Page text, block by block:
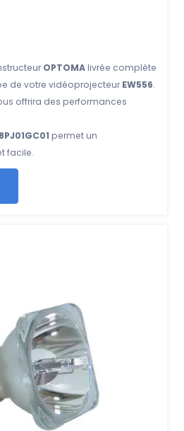
OPTOMAlivrée complète
de votre vidéoprojecteur EW556.
offrira des performances
permet un
facile.